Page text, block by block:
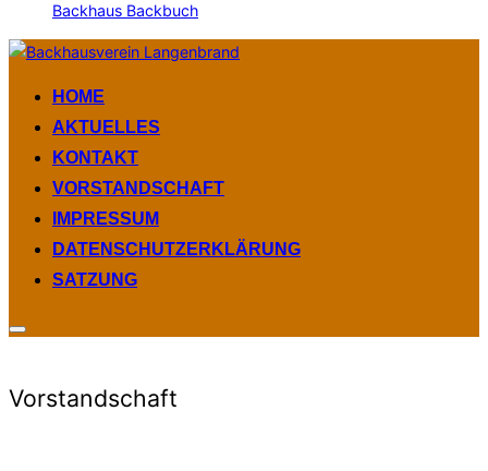
Backhaus Backbuch
Zum
springenHOME
AKTUELLES
KONTAKT
VORSTANDSCHAFT
IMPRESSUM
DATENSCHUTZERKLÄRUNG
SATZUNG
Seitenleiste
umschalten
Vorstandschaft